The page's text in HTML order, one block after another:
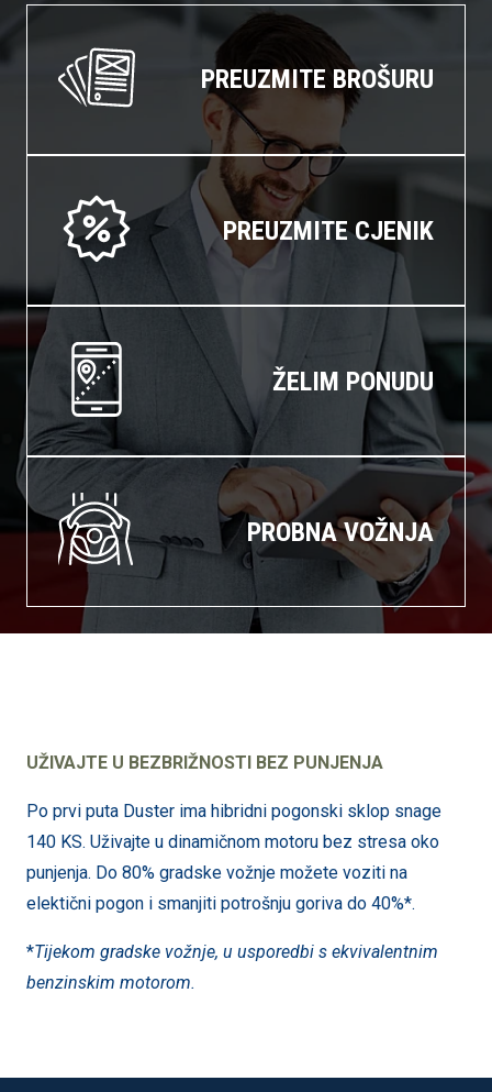
PREUZMITE BROŠURU
PREUZMITE CJENIK
ŽELIM PONUDU
PROBNA VOŽNJA
UŽIVAJTE U BEZBRIŽNOSTI BEZ PUNJENJA
Po prvi puta Duster ima hibridni pogonski sklop snage
140 KS. Uživajte u dinamičnom motoru bez stresa oko
punjenja. Do 80% gradske vožnje možete voziti na
elektični pogon i smanjiti potrošnju goriva do 40%*.
*Tijekom gradske vožnje, u usporedbi s ekvivalentnim
benzinskim motorom.